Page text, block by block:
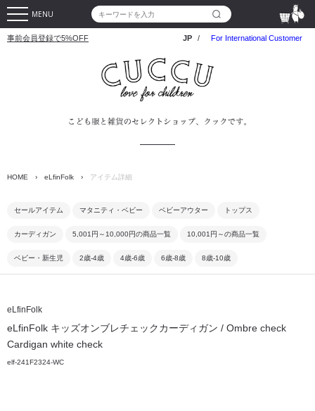
MENU
事前会員登録で5%OFF JP / For International Customer
HOME › eLfinFolk › アイテム詳細
セールアイテム マタニティ・ベビー ベビーアウター トップス
カーディガン 5,001円～10,000円の商品一覧 10,001円～の商品一覧
ベビー・新生児 2歳-4歳 4歳-6歳 6歳-8歳 8歳-10歳
eLfinFolk
eLfinFolk キッズオンブレチェックカーディガン / Ombre check
Cardigan white check
elf-241F2324-WC